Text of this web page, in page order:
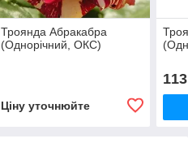
Троянда Абракабра
(Однорічний, ОКС)
Ціну уточнюйте
113